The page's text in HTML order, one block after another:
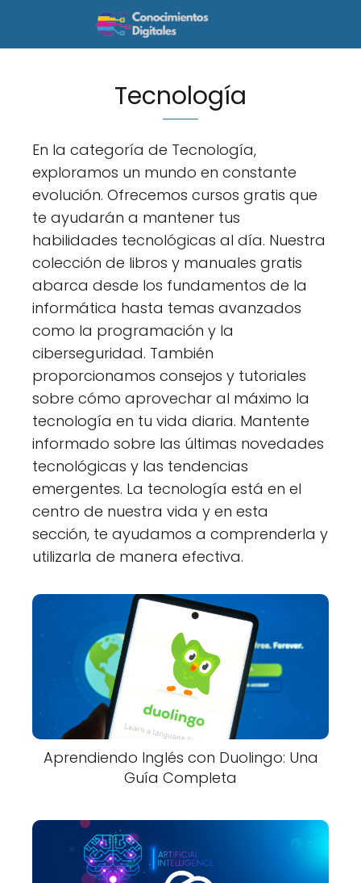
Tecnología
En la categoría de Tecnología,
exploramos un mundo en constante
evolución. Ofrecemos cursos gratis que
te ayudarán a mantener tus
habilidades tecnológicas al día. Nuestra
colección de libros y manuales gratis
abarca desde los fundamentos de la
informática hasta temas avanzados
como la programación y la
ciberseguridad. También
proporcionamos consejos y tutoriales
sobre cómo aprovechar al máximo la
tecnología en tu vida diaria. Mantente
informado sobre las últimas novedades
tecnológicas y las tendencias
emergentes. La tecnología está en el
centro de nuestra vida y en esta
sección, te ayudamos a comprenderla y
utilizarla de manera efectiva.
Aprendiendo Inglés con Duolingo: Una
Guía Completa